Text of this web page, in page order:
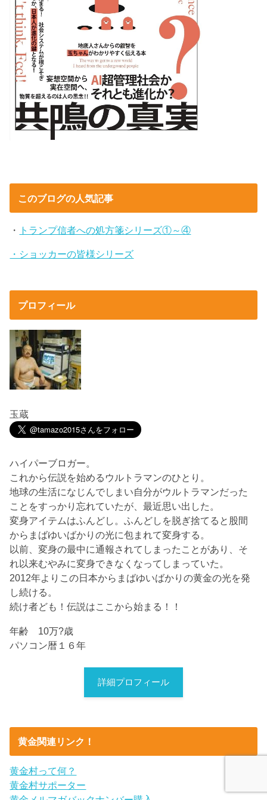
このブログの人気記事
・ トランプ信者への処方箋シリーズ①～④
・ショッカーの皆様シリーズ
プロフィール
玉蔵
ハイパーブロガー。
これから伝説を始めるウルトラマンのひとり。
地球の生活になじんでしまい自分がウルトラマンだった
ことをすっかり忘れていたが、最近思い出した。
変身アイテムはふんどし。ふんどしを脱ぎ捨てると股間
からまばゆいばかりの光に包まれて変身する。
以前、変身の最中に通報されてしまったことがあり、そ
れ以来むやみに変身できなくなってしまっていた。
2012年よりこの日本からまばゆいばかりの黄金の光を発
し続ける。
続け者ども！伝説はここから始まる！！
年齢 10万?歳
パソコン暦１６年
詳細プロフィール
黄金関連リンク！
黄金村って何？
黄金村サポーター